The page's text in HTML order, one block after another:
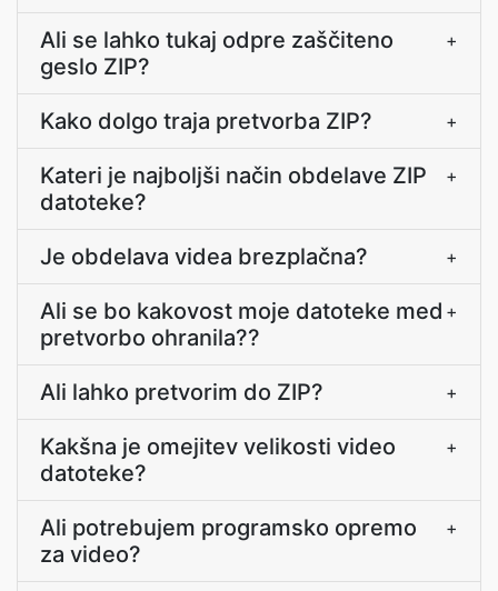
Ali se lahko tukaj odpre zaščiteno
geslo ZIP?
+
Kako dolgo traja pretvorba ZIP? +
Kateri je najboljši način obdelave ZIP
datoteke?
+
Je obdelava videa brezplačna? +
Ali se bo kakovost moje datoteke med
pretvorbo ohranila??
+
Ali lahko pretvorim do ZIP? +
Kakšna je omejitev velikosti video
datoteke?
+
Ali potrebujem programsko opremo
za video?
+